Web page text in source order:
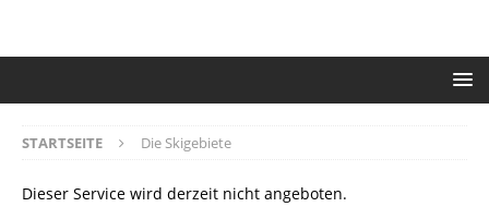
STARTSEITE Die Skigebiete
Dieser Service wird derzeit nicht angeboten.